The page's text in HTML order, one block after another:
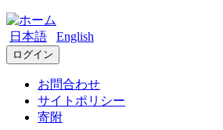
日本語 English
ログイン
お問合わせ
サイトポリシー
寄附